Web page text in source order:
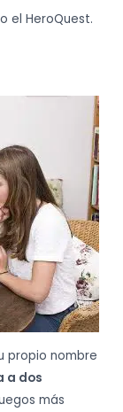
el HeroQuest.
propio nombre
a dos
más